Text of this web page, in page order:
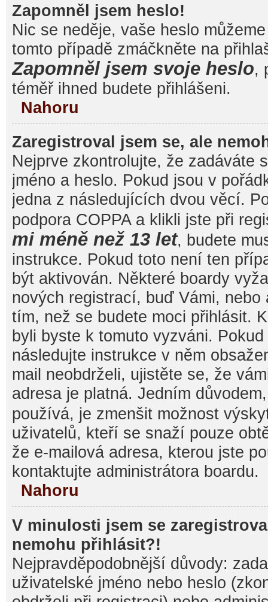
Zapomněl jsem heslo!
Nic se neděje, vaše heslo
tomto případě zmáčkněte na
Zapomněl jsem svoje heslo,
téměř ihned budete přihlášeni.
Nahoru
Zaregistroval jsem se, ale
Nejprve zkontrolujte, že zadáváte
jméno a heslo. Pokud jsou v
jedna z následujících dvou věcí.
podpora COPPA a klikli jste při
mi méně než 13 let, budete
instrukce. Pokud toto není ten
být aktivován. Některé boardy
nových registrací, buď Vámi, nebo
tím, než se budete moci přihlásit.
byli byste k tomuto vyzváni.
následujte instrukce v něm
mail neobdrželi, ujistěte se, že
adresa je platná. Jedním
používá, je zmenšit možnost
uživatelů, kteří se snaží pouze
že e-mailová adresa, kterou jste
kontaktujte administrátora boardu.
Nahoru
V minulosti jsem se
nemohu přihlásit?!
Nejpravděpodobnější důvody:
uživatelské jméno nebo heslo